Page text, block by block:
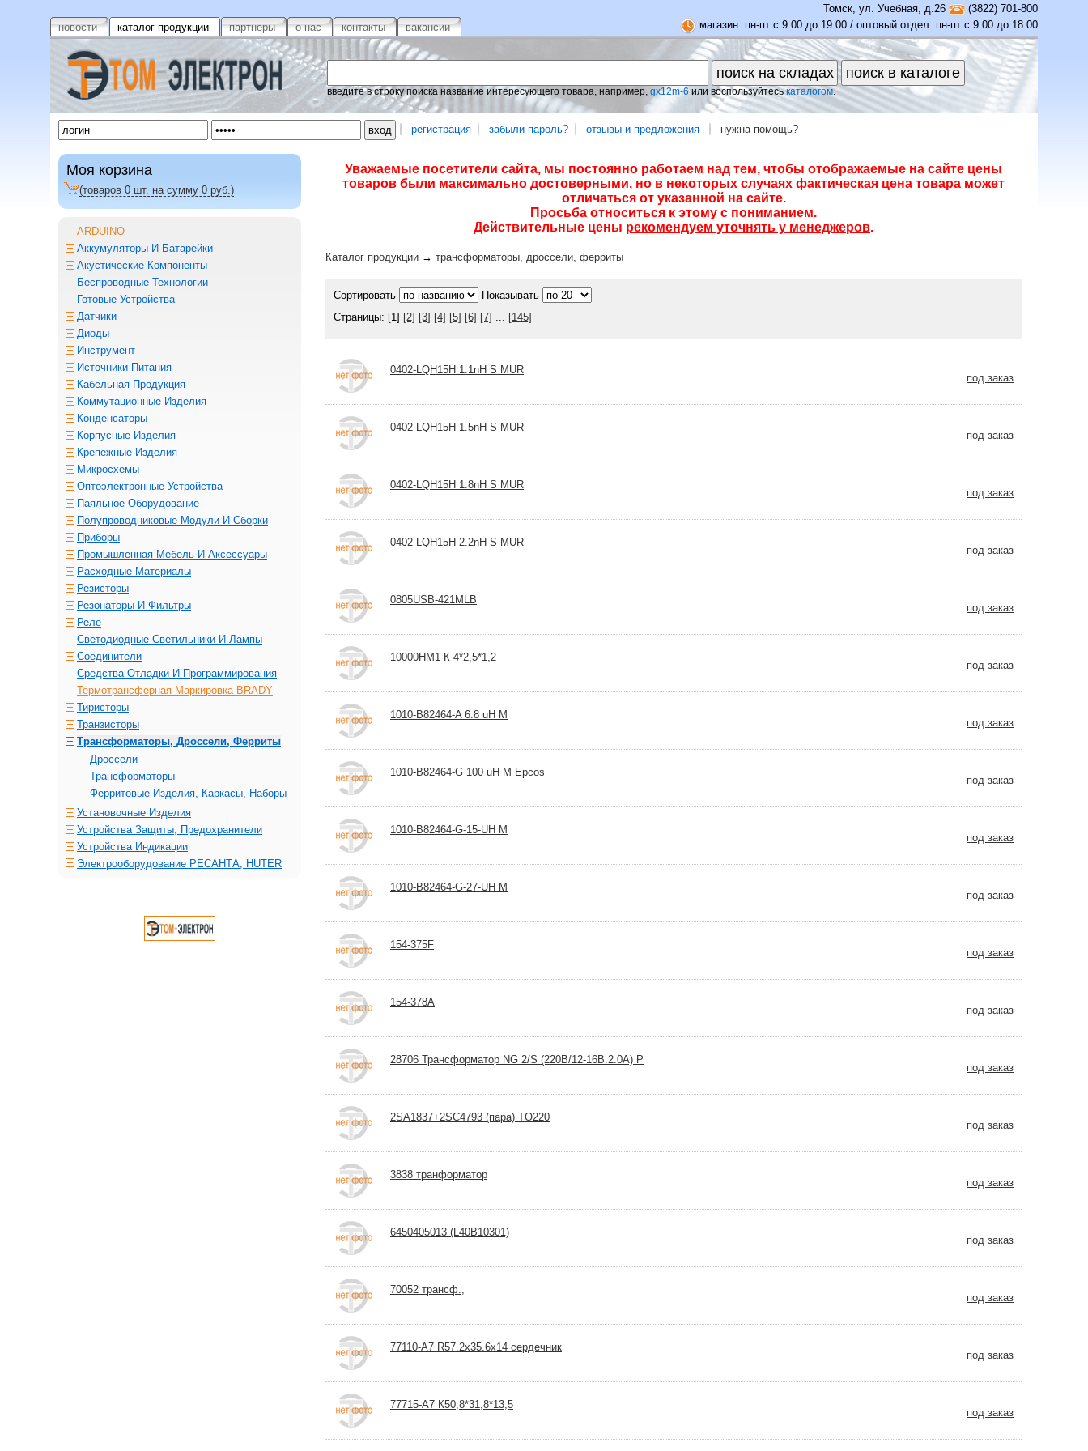
новости каталог продукции партнеры о нас контакты вакансии
Томск, ул. Учебная, д.26
(3822) 701-800
магазин: пн-пт с 9:00 до 19:00 / оптовый отдел: пн-пт с 9:00 до 18:00
введите в строку поиска название интересующего товара, например, gx12m-6 или воспользуйтеськаталогом.
регистрация забыли пароль? отзывы и предложения нужна помощь?
Уважаемые посетители сайта, мы постоянно работаем над тем, чтобы отображаемые на сайте цены
товаров были максимально достоверными, но в некоторых случаях фактическая цена товара может
отличаться от указанной на сайте.
Просьба относиться к этому с пониманием.
Действительные цены рекомендуем уточнять у менеджеров.
Каталог продукции → трансформаторы, дроссели, ферриты
Сортировать
Показывать
Страницы: [1] [2] [3] [4] [5] [6] [7] ... [145]
0402-LQH15H 1.1nH S MUR
под заказ
0402-LQH15H 1.5nH S MUR
под заказ
0402-LQH15H 1.8nH S MUR
под заказ
0402-LQH15H 2.2nH S MUR
под заказ
0805USB-421MLB
под заказ
10000НМ1 К 4*2,5*1,2
под заказ
1010-B82464-A 6.8 uH M
под заказ
1010-B82464-G 100 uH М Epcos
под заказ
1010-B82464-G-15-UH M
под заказ
1010-B82464-G-27-UH M
под заказ
154-375F
под заказ
154-378A
под заказ
28706 Трансформатор NG 2/S (220В/12-16В.2.0А) P
под заказ
2SA1837+2SC4793 (пара) TO220
под заказ
3838 транформатор
под заказ
6450405013 (L40B10301)
под заказ
70052 трансф.,
под заказ
77110-A7 R57.2х35.6х14 сердечник
под заказ
77715-А7 К50,8*31,8*13,5
под заказ
Моя корзина
(товаров 0 шт. на сумму 0 руб.)
ARDUINO
Аккумуляторы И Батарейки
Акустические Компоненты
Беспроводные Технологии
Готовые Устройства
Датчики
Диоды
Инструмент
Источники Питания
Кабельная Продукция
Коммутационные Изделия
Конденсаторы
Корпусные Изделия
Крепежные Изделия
Микросхемы
Оптоэлектронные Устройства
Паяльное Оборудование
Полупроводниковые Модули И Сборки
Приборы
Промышленная Мебель И Аксессуары
Расходные Материалы
Резисторы
Резонаторы И Фильтры
Реле
Светодиодные Светильники И Лампы
Соединители
Средства Отладки И Программирования
Термотрансферная Маркировка BRADY
Тиристоры
Транзисторы
Трансформаторы, Дроссели, Ферриты
Дроссели
Трансформаторы
Ферритовые Изделия, Каркасы, Наборы
Установочные Изделия
Устройства Защиты, Предохранители
Устройства Индикации
Электрооборудование РЕСАНТА, HUTER